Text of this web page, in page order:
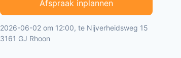
Afspraak inplannen
2026-06-02 om 12:00, te Nijverheidsweg 15
3161 GJ Rhoon